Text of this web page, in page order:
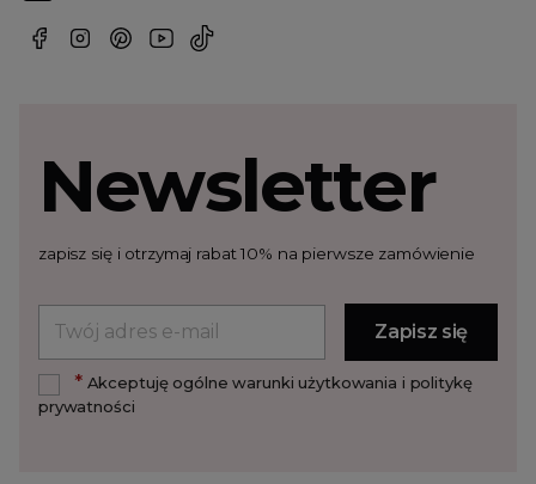
Newsletter
zapisz się i otrzymaj rabat 10% na pierwsze zamówienie
*Akceptuję ogólne warunki użytkowania i politykę
prywatności